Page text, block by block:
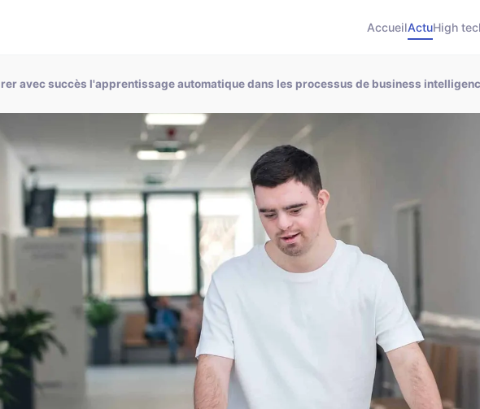
AccueilActuHigh
avec succès l'apprentissage automatique dans les processus de business